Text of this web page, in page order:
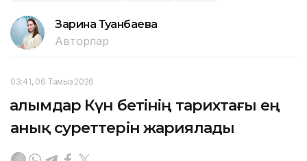
Зарина Туғанбаева
Авторлар
03:41, 06 Тамыз 2026
Ғалымдар Күн бетінің тарихтағы ең
анық суреттерін жариялады